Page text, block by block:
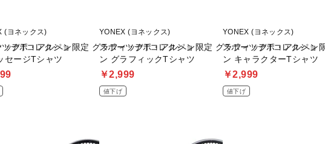
ックTコレクショ
(ヨネックス)
ツデポ・アルペン限定 グラフィックTコレクショ
セージTシャツ
YONEX (ヨネックス)
スポーツデポ・アルペン限定 グラフィックTコレクショ
ン グラフィックTシャツ
￥2,999
値下げ
YONEX (ヨネックス)
スポーツデポ・アルペン
ン キャラクターTシャツ
￥2,999
値下げ